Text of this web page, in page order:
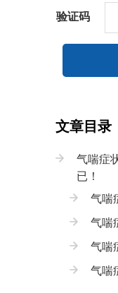
验证码
文章目录
气喘症
已！
气喘
气喘
气喘
气喘